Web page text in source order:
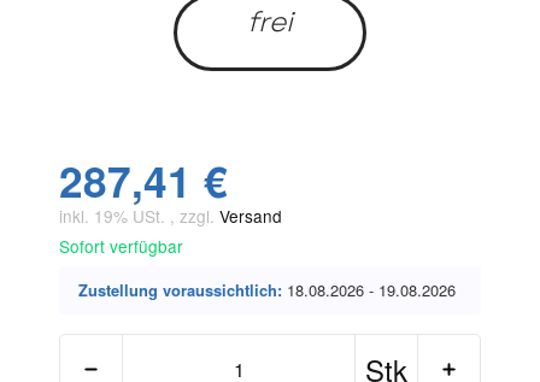
frei
287,41 €
inkl. 19% USt. , zzgl. Versand
Sofort verfügbar
Zustellung voraussichtlich: 18.08.2026 - 19.08.2026
Stk